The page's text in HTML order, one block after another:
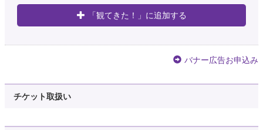
「観てきた！」に追加する
バナー広告お申込み
チケット取扱い